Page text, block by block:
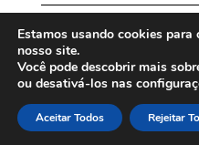
Estamos usando cookies para
nosso site.
Você pode descobrir mais
ou desativá-los nas
Aceitar Todos Rejeitar